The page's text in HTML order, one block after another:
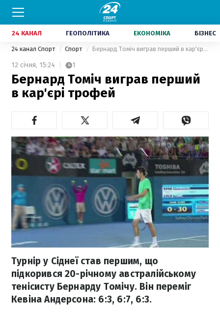
24 КАНАЛ ГЕОПОЛІТИКА ЕКОНОМІКА БІЗНЕС
24 канал Спорт Спорт Бернард Томіч виграв перший в кар'єрі трофей
12 січня, 15:24 1
Бернард Томіч виграв перший
в кар'єрі трофей
Турнір у Сіднеї став першим, що
підкорився 20-річному австралійському
тенісисту Бернарду Томічу. Він переміг
Кевіна Андерсона: 6:3, 6:7, 6:3.